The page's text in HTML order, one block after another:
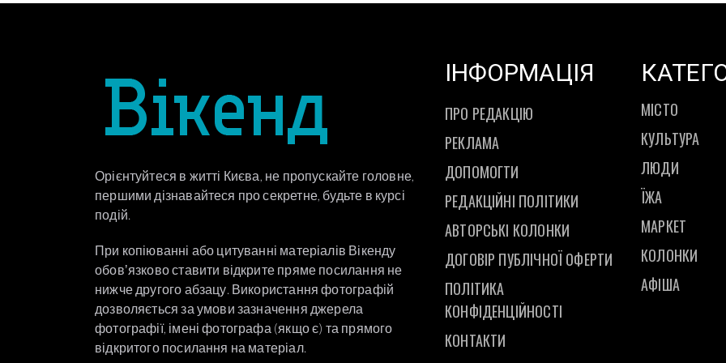
Орієнтуйтеся в житті Києва, не пропускайте головне,
першими дізнавайтеся про секретне, будьте в курсі
подій.
При копіюванні або цитуванні матеріалів Вікенду
обовʼязково ставити відкрите пряме посилання не
нижче другого абзацу. Використання фотографій
дозволяється за умови зазначення джерела
фотографії, імені фотографа (якщо є) та прямого
відкритого посилання на матеріал.
ІНФОРМАЦІЯ
ПРО РЕДАКЦІЮ
РЕКЛАМА
ДОПОМОГТИ
РЕДАКЦІЙНІ ПОЛІТИКИ
АВТОРСЬКІ КОЛОНКИ
ДОГОВІР ПУБЛІЧНОЇ ОФЕРТИ
ПОЛІТИКА
КОНФІДЕНЦІЙНОСТІ
КОНТАКТИ
МІСТО
КУЛЬТУРА
ЛЮДИ
ЇЖА
МАРКЕТ
КОЛОНКИ
АФІША